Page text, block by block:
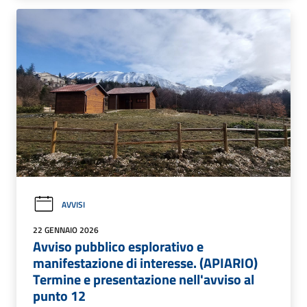
AVVISI
22 GENNAIO 2026
Avviso pubblico esplorativo e
manifestazione di interesse. (APIARIO)
Termine e presentazione nell'avviso al
punto 12